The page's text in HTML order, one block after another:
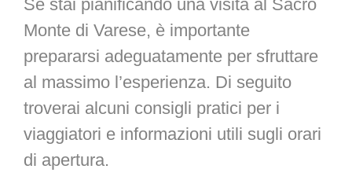
Se stai pianificando una visita al Sacro
Monte di Varese, è importante
prepararsi adeguatamente per sfruttare
al massimo l’esperienza. Di seguito
troverai alcuni consigli pratici per i
viaggiatori e informazioni utili sugli orari
di apertura.